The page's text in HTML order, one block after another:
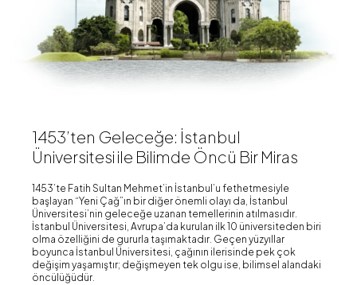
1453’ten Geleceğe: İstanbul
Üniversitesi ile Bilimde Öncü Bir Miras
1453’te Fatih Sultan Mehmet’in İstanbul’u fethetmesiyle
başlayan “Yeni Çağ”ın bir diğer önemli olayı da, İstanbul
Üniversitesi’nin geleceğe uzanan temellerinin atılmasıdır.
İstanbul Üniversitesi, Avrupa’da kurulan ilk 10 üniversiteden biri
olma özelliğini de gururla taşımaktadır. Geçen yüzyıllar
boyunca İstanbul Üniversitesi, çağının ilerisinde pek çok
değişim yaşamıştır; değişmeyen tek olgu ise, bilimsel alandaki
öncülüğüdür.